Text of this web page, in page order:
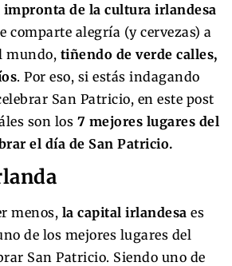
impronta de la cultura irlandesa
comparte alegría (y cervezas) a
mundo, tiñendo de verde calles,
. Por eso, si estás indagando
San Patricio, en este post
son los 7 mejores lugares del
el día de San Patricio.
menos, la capital irlandesa es
de los mejores lugares del
San Patricio. Siendo uno de